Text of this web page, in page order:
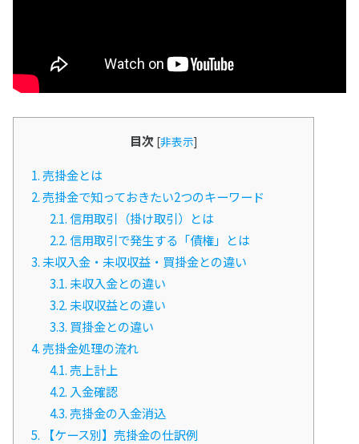
目次 [非表示]
1.売掛金とは
2.売掛金で知っておきたい2つのキーワード
2.1.信用取引（掛け取引）とは
2.2.信用取引で発生する「債権」とは
3. 未収入金・未収収益・買掛金との違い
3.1. 未収入金との違い
3.2. 未収収益との違い
3.3. 買掛金との違い
4.売掛金処理の流れ
4.1.売上計上
4.2. 入金確認
4.3.売掛金の入金消込
5. 【ケース別】売掛金の仕訳例